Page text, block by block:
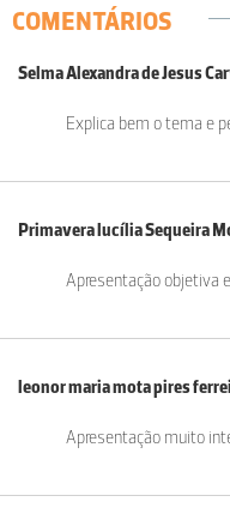
COMENTÁRIOS
Selma Alexandra de Jesus
Explica bem o tema e
Primavera lucília Sequeira
Apresentação objetiva
leonor maria mota pires
Apresentação muito